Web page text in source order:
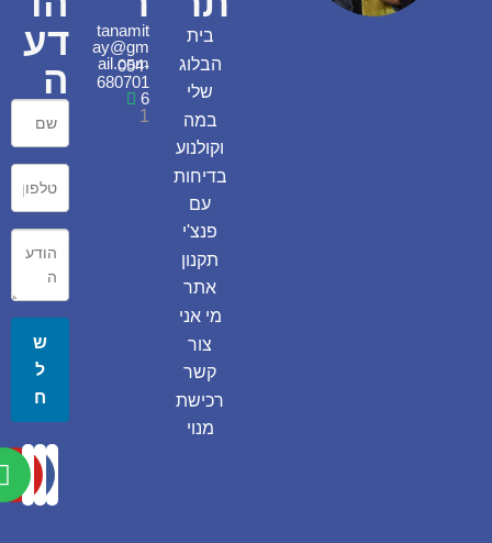
בית
הבלוג
שלי
במה
וקולנוע
בדיחות
עם
פנצ'י
תקנון
אתר
מי אני
צור
קשר
רכישת
מנוי
tanamit
ay@gm
ail.com
054-
680701
6
1
דע
ה
ש
ל
ח